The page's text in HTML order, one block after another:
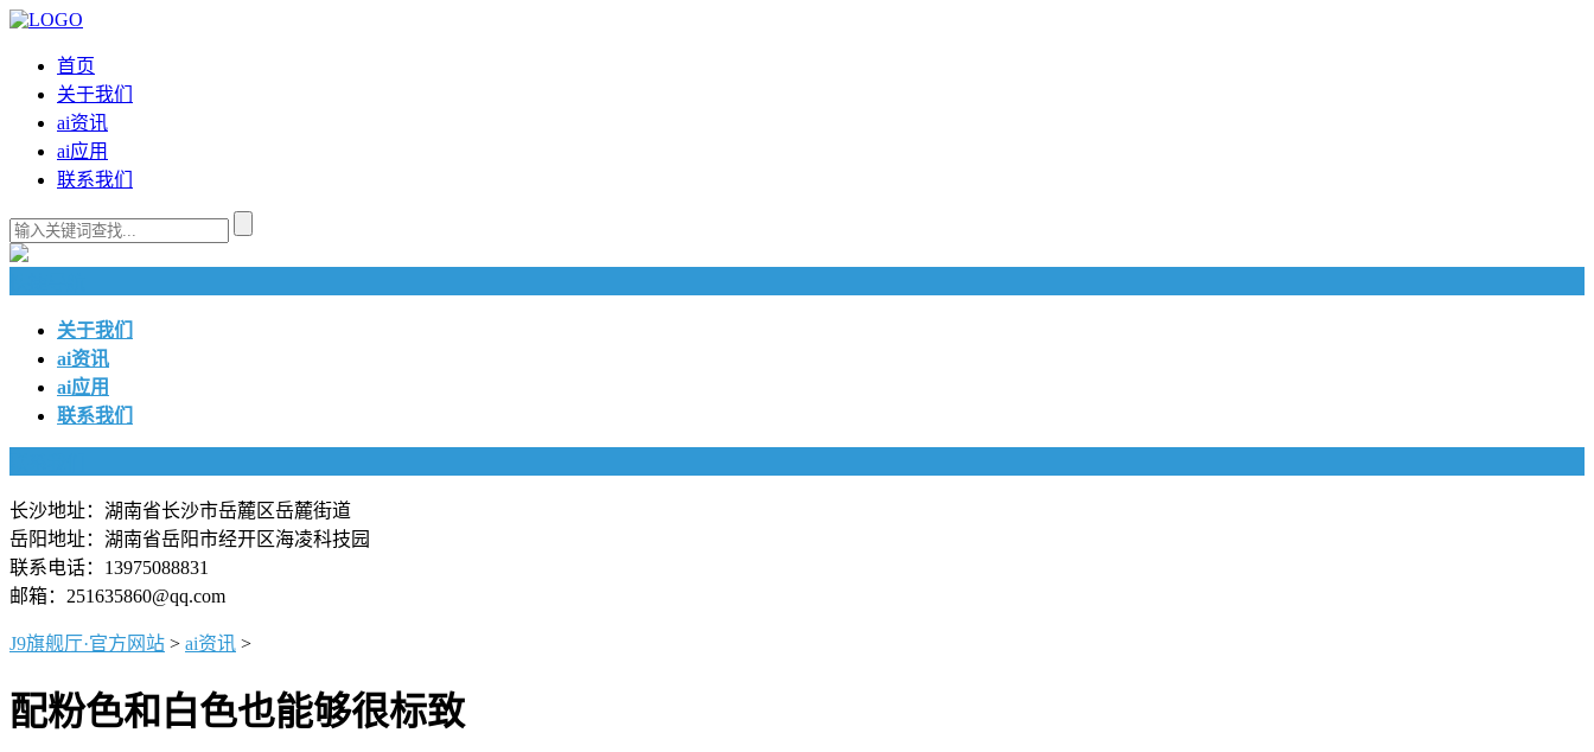
首页
关于我们
ai资讯
ai应用
联系我们
关于我们
ai资讯
ai应用
联系我们
长沙地址：湖南省长沙市岳麓区岳麓街道
岳阳地址：湖南省岳阳市经开区海凌科技园
联系电话：13975088831
邮箱：251635860@qq.com
J9旗舰厅·官方网站 > ai资讯 >
配粉色和白色也能够很标致